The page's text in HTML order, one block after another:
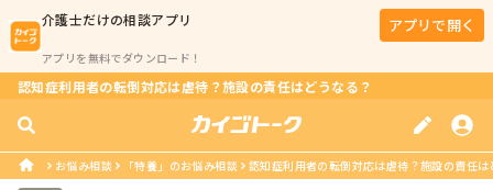
介護士だけの相談アプリ
アプリを無料でダウンロード！
アプリで開く
認知症利用者の転倒対応は虐待？施設の責任はどうなる？
お悩み相談 「特養」のお悩み相談 認知症利用者の転倒対応は虐待？施設の責任は